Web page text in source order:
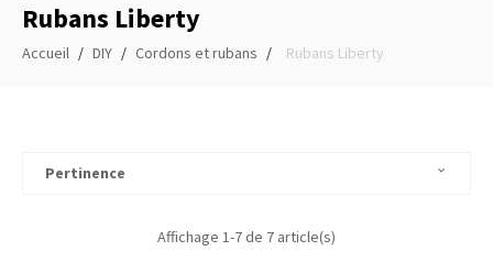
Rubans Liberty
Accueil DIY Cordons et rubans Rubans Liberty
Pertinence 
Affichage 1-7 de 7 article(s)